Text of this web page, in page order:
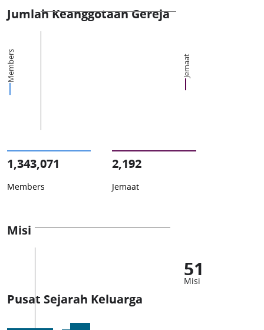
Jumlah Keanggotaan Gereja
Members Jemaat
1,343,071
Members
2,192
Jemaat
Misi
51
Misi
Pusat Sejarah Keluarga